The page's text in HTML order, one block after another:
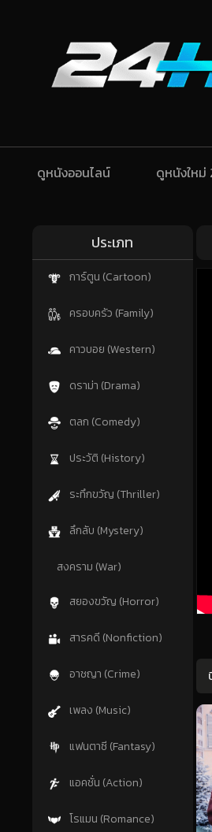
ดูหนังออนไลน์ ดูหนังใหม่
ประเภท
การ์ตูน (Cartoon)
ครอบครัว (Family)
คาวบอย (Western)
ดราม่า (Drama)
ตลก (Comedy)
ประวัติ (History)
ระทึกขวัญ (Thriller)
ลึกลับ (Mystery)
สงคราม (War)
สยองขวัญ (Horror)
สารคดี (Nonfiction)
อาชญา (Crime)
เพลง (Music)
แฟนตาซี (Fantasy)
แอคชั่น (Action)
โรแมน (Romance)